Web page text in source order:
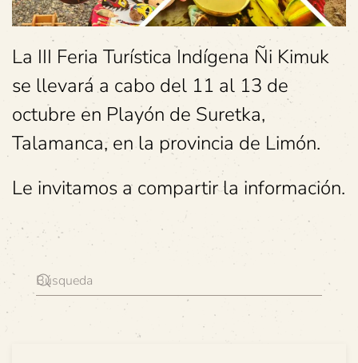
La III Feria Turística Indígena Ñi Kimuk
se llevará a cabo del 11 al 13 de
octubre en Playón de Suretka,
Talamanca, en la provincia de Limón.
Le invitamos a compartir la información.